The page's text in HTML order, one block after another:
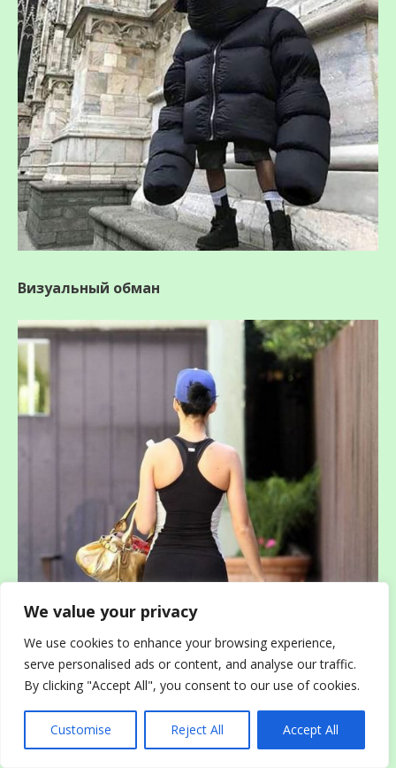
We value your privacy
We use cookies to enhance your browsing experience,
serve personalised ads or content, and analyse our traffic.
By clicking "Accept All", you consent to our use of cookies.
Customise Reject All Accept All
Визуальный обман